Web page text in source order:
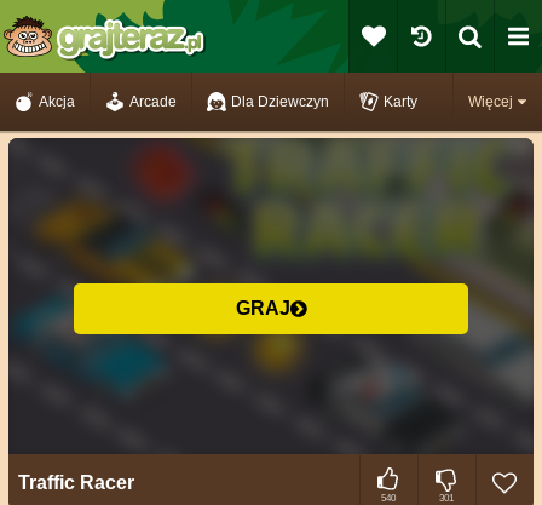
Więcej
Akcja Arcade Dla Dziewczyn Karty
GRAJ
Traffic Racer
540 301